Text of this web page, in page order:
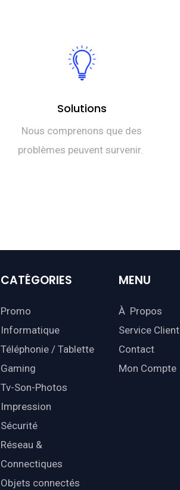
Solutions
Nous comprenons que des
problèmes peuvent survenir.
CATÉGORIES
Promo
Informatique
Téléphonie / Tablette
Gaming
Tv-Son-Photos
Impression
Sécurité
Réseau &
Connectiques
Objets connectés
MENU
À Propos
Service Client
Contact
Mon Compte